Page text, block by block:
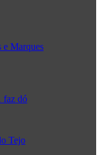
e Marques
faz dó
Tejo